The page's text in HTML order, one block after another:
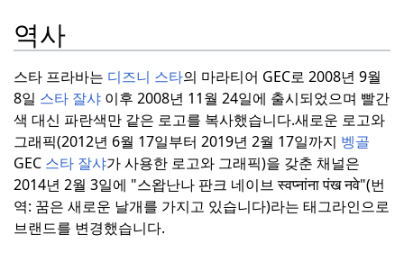
역사
스타 프라바는 디즈니 스타의 마라티어 GEC로 2008년 9월
8일 스타 잘샤 이후 2008년 11월 24일에 출시되었으며 빨간
색 대신 파란색만 같은 로고를 복사했습니다.새로운 로고와
그래픽(2012년 6월 17일부터 2019년 2월 17일까지 벵골
GEC 스타 잘샤가 사용한 로고와 그래픽)을 갖춘 채널은
2014년 2월 3일에 "스왑난나 판크 네이브 स्वप्नांना पंख नवे"(번
역: 꿈은 새로운 날개를 가지고 있습니다)라는 태그라인으로
브랜드를 변경했습니다.